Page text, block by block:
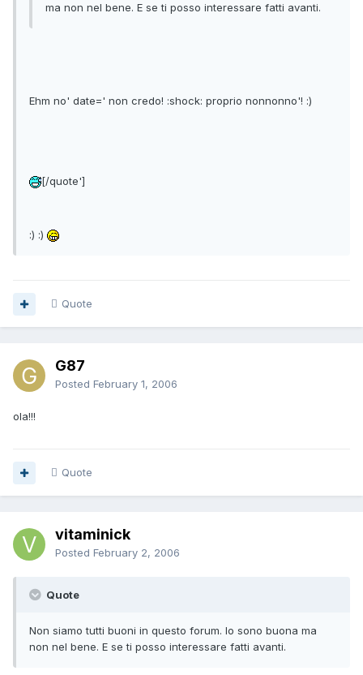
ma non nel bene. E se ti posso interessare fatti avanti.
Ehm no' date=' non credo! :shock: proprio nonnonno'! :)
[/quote']
:) :)
Quote
G87
Posted February 1, 2006
ola!!!
Quote
vitaminick
Posted February 2, 2006
Quote
Non siamo tutti buoni in questo forum. Io sono buona ma
non nel bene. E se ti posso interessare fatti avanti.